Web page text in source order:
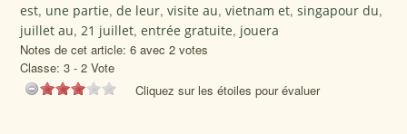
est, une partie,de leur,visite au,vietnam et,singapour du,
juillet au,21 juillet,entrée gratuite, jouera
Notes de cet article: 6 avec 2 votes
Classe:3 -2 Vote
Cliquez sur les étoiles pour évaluer